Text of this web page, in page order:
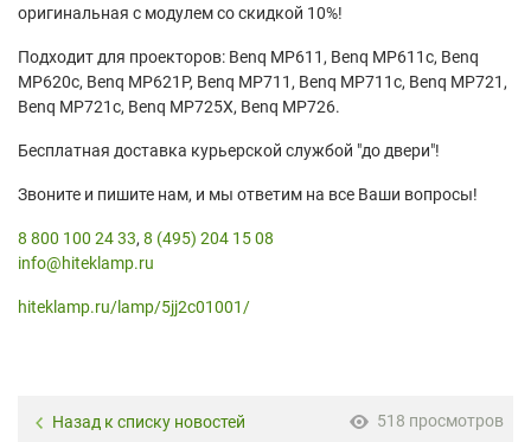
оригинальная с модулем со скидкой 10%!
Подходит для проекторов: Benq MP611, Benq MP611c, Benq
MP620c, Benq MP621P, Benq MP711, Benq MP711c, Benq MP721,
Benq MP721c, Benq MP725X, Benq MP726.
Бесплатная доставка курьерской службой "до двери"!
Звоните и пишите нам, и мы ответим на все Ваши вопросы!
8 800 100 24 33, 8 (495) 204 15 08
info@hiteklamp.ru
hiteklamp.ru/lamp/5jj2c01001/
Назад к списку новостей
518 просмотров